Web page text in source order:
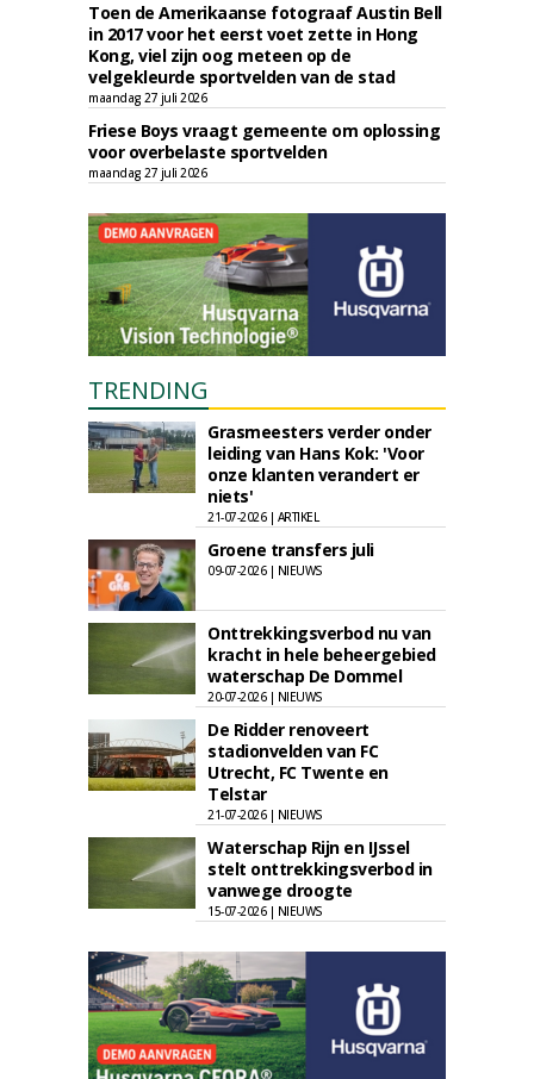
Toen de Amerikaanse fotograaf Austin Bell
in 2017 voor het eerst voet zette in Hong
Kong, viel zijn oog meteen op de
velgekleurde sportvelden van de stad
maandag 27 juli 2026
Friese Boys vraagt gemeente om oplossing
voor overbelaste sportvelden
maandag 27 juli 2026
TRENDING
Grasmeesters verder onder
leiding van Hans Kok: 'Voor
onze klanten verandert er
niets'
21-07-2026 | ARTIKEL
Groene transfers juli
09-07-2026 | NIEUWS
Onttrekkingsverbod nu van
kracht in hele beheergebied
waterschap De Dommel
20-07-2026 | NIEUWS
De Ridder renoveert
stadionvelden van FC
Utrecht, FC Twente en
Telstar
21-07-2026 | NIEUWS
Waterschap Rijn en IJssel
stelt onttrekkingsverbod in
vanwege droogte
15-07-2026 | NIEUWS